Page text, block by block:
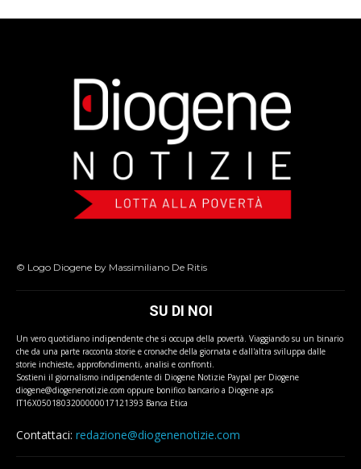
© Logo Diogene by Massimiliano De Ritis
SU DI NOI
Un vero quotidiano indipendente che si occupa della povertà. Viaggiando su un binario
che da una parte racconta storie e cronache della giornata e dall'altra sviluppa dalle
storie inchieste, approfondimenti, analisi e confronti.
Sostieni il giornalismo indipendente di Diogene Notizie Paypal per Diogene
diogene@diogenenotizie.com oppure bonifico bancario a Diogene aps
IT16X0501803200000017121393 Banca Etica
Contattaci: redazione@diogenenotizie.com